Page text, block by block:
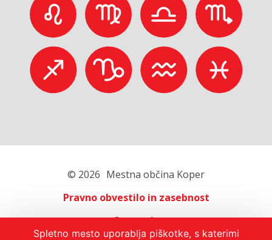
© 2026 Mestna občina Koper
Pravno obvestilo in zasebnost
O portalu
Spletno mesto uporablja piškotke, s katerimi